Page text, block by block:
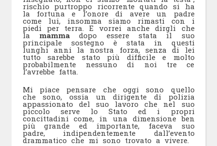
rischio purtroppo ricorrente quando si ha
la fortuna e l’onore di avere un padre
come lui, insomma siamo rimasti con i
piedi per terra. E vorrei anche dirgli che
la mammadopo essere stata il suo
principale sostegno è stata in questi
lunghi anni la nostra forza, senza di lei
tutto sarebbe stato più difficile e molto
probabilmente nessuno di noi tre ce
l’avrebbe fatta.
Mi piace pensare che oggi sono quello
che sono, ossia un dirigente di polizia
appassionato del suo lavoro che nel suo
piccolo serve lo Stato ed i propri
concittadini come, in una dimensione ben
più grande ed importante, faceva suo
padre, indipendentemente dall’evento
drammatico che mi sono trovato a vivere.